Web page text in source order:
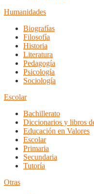
Humanidades
Biografías
Filosofía
Historia
Literatura
Pedagogía
Psicología
Sociología
Escolar
Bachillerato
Diccionarios y libros
Educación en Valores
Escolar
Primaria
Secundaria
Tutoría
Otras